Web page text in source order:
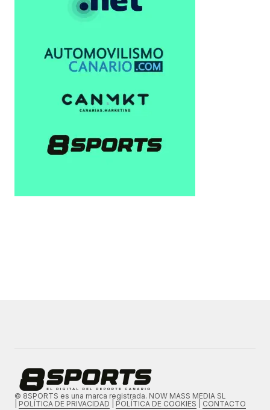
© 8SPORTS es una marca registrada. NOW MASS MEDIA SL
POLÍTICA DE PRIVACIDAD POLÍTICA DE COOKIES CONTACTO